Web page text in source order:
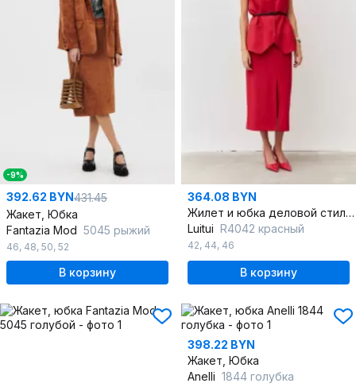
-9%
392.62 BYN431.45
Жакет, Юбка
Fantazia Mod 5045 рыжий
46, 48, 50, 52
В корзину
364.08 BYN
Жилет и юбка деловой стиль из текстиля
Luitui R4042 красный
42, 44, 46
В корзину
398.22 BYN
Жакет, Юбка
Anelli 1844 голубка